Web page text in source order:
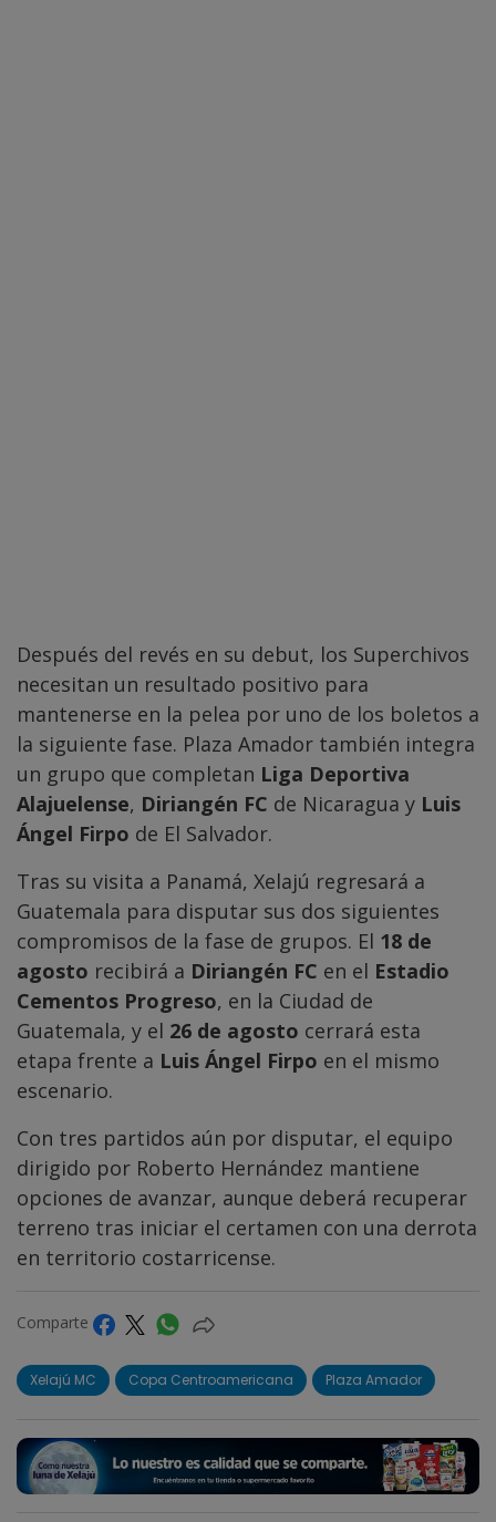
Después del revés en su debut, los Superchivos
necesitan un resultado positivo para
mantenerse en la pelea por uno de los boletos a
la siguiente fase. Plaza Amador también integra
un grupo que completan Liga Deportiva
Alajuelense, Diriangén FC de Nicaragua y Luis
Ángel Firpo de El Salvador.
Tras su visita a Panamá, Xelajú regresará a
Guatemala para disputar sus dos siguientes
compromisos de la fase de grupos. El 18 de
agosto recibirá a Diriangén FC en el Estadio
Cementos Progreso, en la Ciudad de
Guatemala, y el 26 de agosto cerrará esta
etapa frente a Luis Ángel Firpo en el mismo
escenario.
Con tres partidos aún por disputar, el equipo
dirigido por Roberto Hernández mantiene
opciones de avanzar, aunque deberá recuperar
terreno tras iniciar el certamen con una derrota
en territorio costarricense.
Comparte
Xelajú MC Copa Centroamericana Plaza Amador